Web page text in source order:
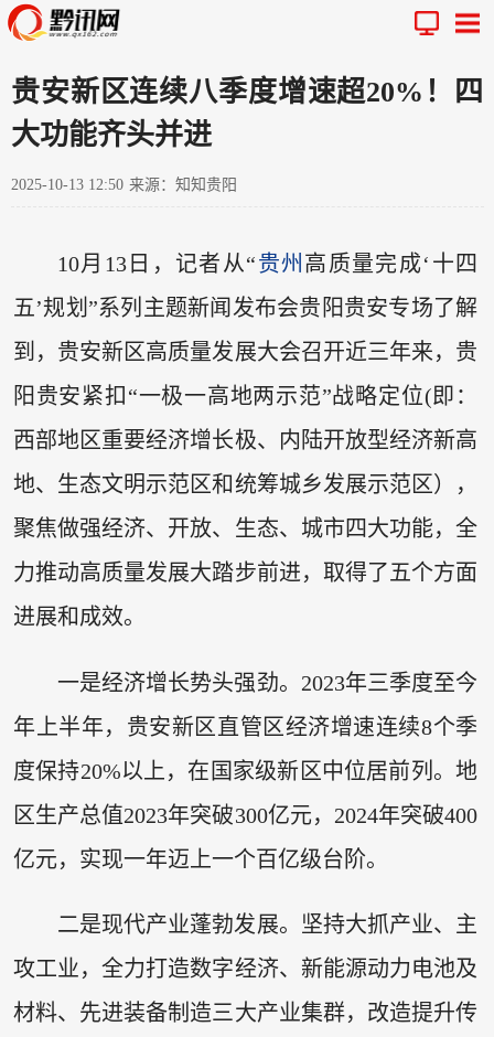
贵安新区连续八季度增速超20%！四
大功能齐头并进
2025-10-13 12:50 来源：知知贵阳
10月13日，记者从“贵州 高质量完成‘十四
五’规划”系列主题新闻发布会贵阳贵安专场了解
到，贵安新区高质量发展大会召开近三年来，贵
阳贵安紧扣“一极一高地两示范”战略定位(即：
西部地区重要经济增长极、内陆开放型经济新高
地、生态文明示范区和统筹城乡发展示范区），
聚焦做强经济、开放、生态、城市四大功能，全
力推动高质量发展大踏步前进，取得了五个方面
进展和成效。
一是经济增长势头强劲。2023年三季度至今
年上半年，贵安新区直管区经济增速连续8个季
度保持20%以上，在国家级新区中位居前列。地
区生产总值2023年突破300亿元，2024年突破400
亿元，实现一年迈上一个百亿级台阶。
二是现代产业蓬勃发展。坚持大抓产业、主
攻工业，全力打造数字经济、新能源动力电池及
材料、先进装备制造三大产业集群，改造提升传